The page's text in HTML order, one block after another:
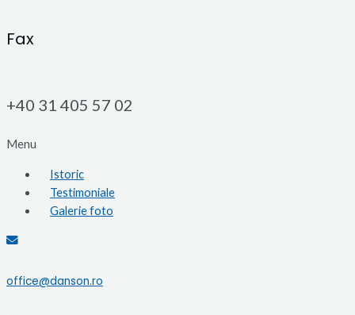
Fax
+40 31 405 57 02
Menu
Istoric
Testimoniale
Galerie foto
office@danson.ro